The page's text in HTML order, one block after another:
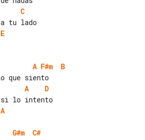
C
E
A F#m
B
A
D
A
G#m
C#